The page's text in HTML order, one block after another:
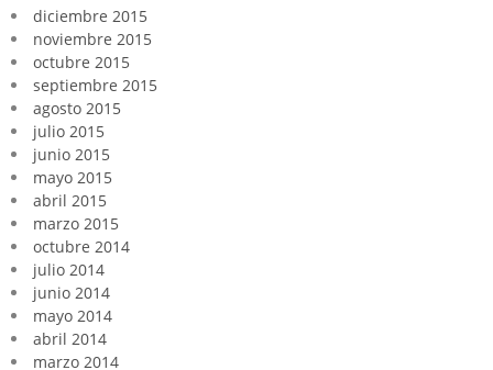
diciembre 2015
noviembre 2015
octubre 2015
septiembre 2015
agosto 2015
julio 2015
junio 2015
mayo 2015
abril 2015
marzo 2015
octubre 2014
julio 2014
junio 2014
mayo 2014
abril 2014
marzo 2014